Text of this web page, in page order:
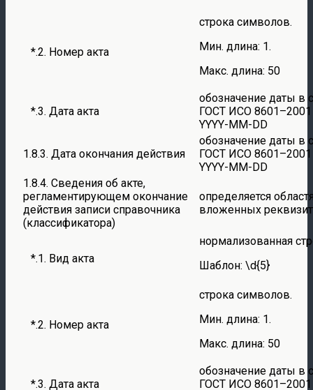
*.2. Номер акта
строка символов.
Мин. длина: 1.
Макс. длина: 50
*.3. Дата акта
обозначение даты в
ГОСТ ИСО
YYYY-MM-DD
1.8.3. Дата окончания действия
обозначение даты в
ГОСТ ИСО
YYYY-MM-DD
1.8.4. Сведения об акте,
регламентирующем окончание
действия записи справочника
(классификатора)
определяется
вложенных
*.1. Вид акта
нормализованная
Шаблон: \d{5}
*.2. Номер акта
строка символов.
Мин. длина: 1.
Макс. длина: 50
*.3. Дата акта
обозначение даты в
ГОСТ ИСО